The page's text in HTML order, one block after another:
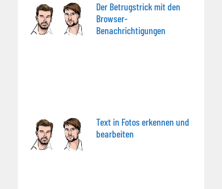
Der Betrugstrick mit den
Browser-
Benachrichtigungen
Text in Fotos erkennen und
bearbeiten